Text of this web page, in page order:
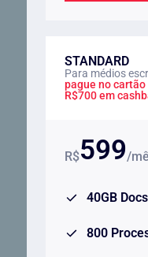
STANDARD
Para médios
pague no
R$700 em
R$599/
40GB
800